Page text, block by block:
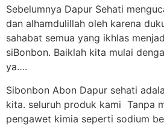
Sebelumnya Dapur Sehati
dan alhamdulillah oleh karena
sahabat semua yang ikhlas
siBonbon. Baiklah kita mulai
ya….
Sibonbon Abon Dapur sehati
kita. seluruh produk kami Tanpa
pengawet kimia seperti sodium